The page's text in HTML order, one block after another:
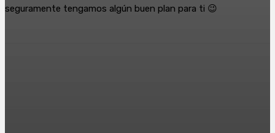
seguramente tengamos algún buen plan para ti 😉